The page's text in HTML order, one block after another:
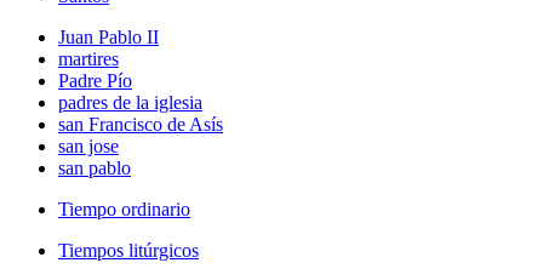
Juan Pablo II
martires
Padre Pío
padres de la iglesia
san Francisco de Asís
san jose
san pablo
Tiempo ordinario
Tiempos litúrgicos